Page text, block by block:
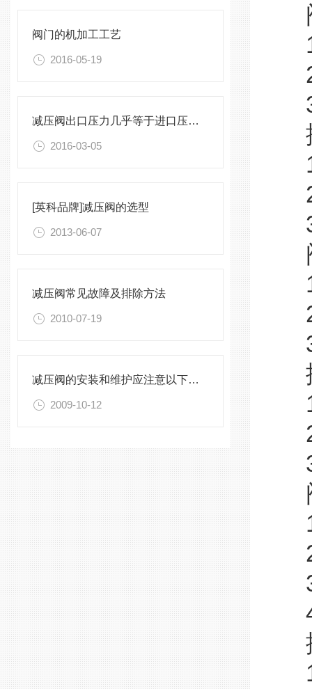
阀门的机加工工艺
2016-05-19
减压阀出口压力几乎等于进口压力，不减压怎么办
2016-03-05
[英科品牌]减压阀的选型
2013-06-07
减压阀常见故障及排除方法
2010-07-19
减压阀的安装和维护应注意以下事项
2009-10-12
1
2
3
1
2
3
1
2
1
2
3
1
2
3
4
1